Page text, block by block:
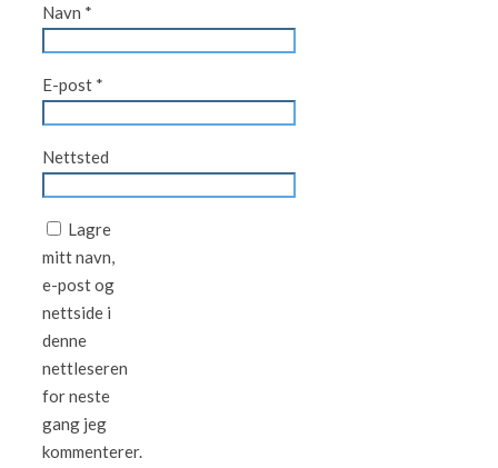
Navn *
E-post *
Nettsted
Lagre
mitt navn,
e-post og
nettside i
denne
nettleseren
for neste
gang jeg
kommenterer.